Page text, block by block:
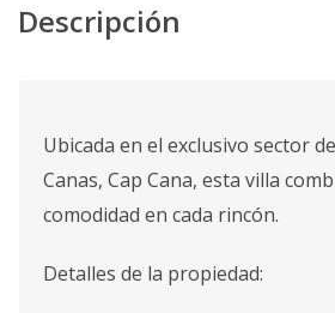
Descripción
Ubicada en el exclusivo sector
Canas, Cap Cana, esta villa
comodidad en cada rincón.
Detalles de la propiedad: